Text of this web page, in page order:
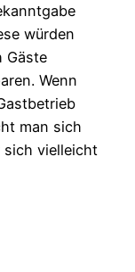
würden
Gäste
Wenn
man sich
sich vielleicht